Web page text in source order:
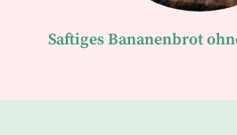
Saftiges Bananenbrot